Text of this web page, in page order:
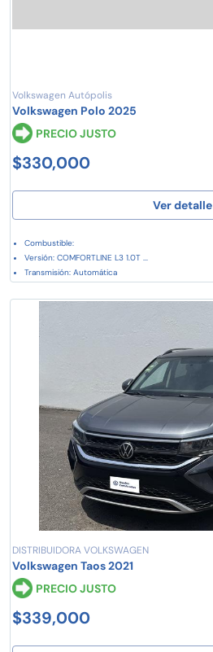
Volkswagen Autópolis
Volkswagen Polo 2025
PRECIO JUSTO
$330,000
Ver detalle
Combustible:
Versión: COMFORTLINE L3 1.0T ...
Transmisión: Automática
DISTRIBUIDORA VOLKSWAGEN
Volkswagen Taos 2021
PRECIO JUSTO
$339,000